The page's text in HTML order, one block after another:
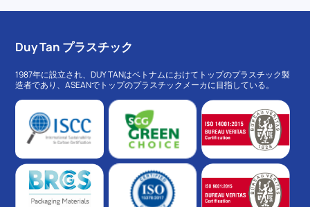
Duy Tan プラスチック
1987年に設立され、DUY TANはベトナムにおけてトップのプラスチック製
造者であり、ASEANでトップのプラスチックメーカに目指している。